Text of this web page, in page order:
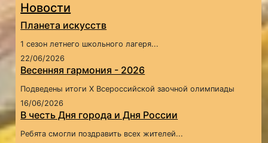
Новости
Планета искусств
1 сезон летнего школьного лагеря...
22/06/2026
Весенняя гармония - 2026
Подведены итоги X Всероссийской заочной олимпиады
16/06/2026
В честь Дня города и Дня России
Ребята смогли поздравить всех жителей...